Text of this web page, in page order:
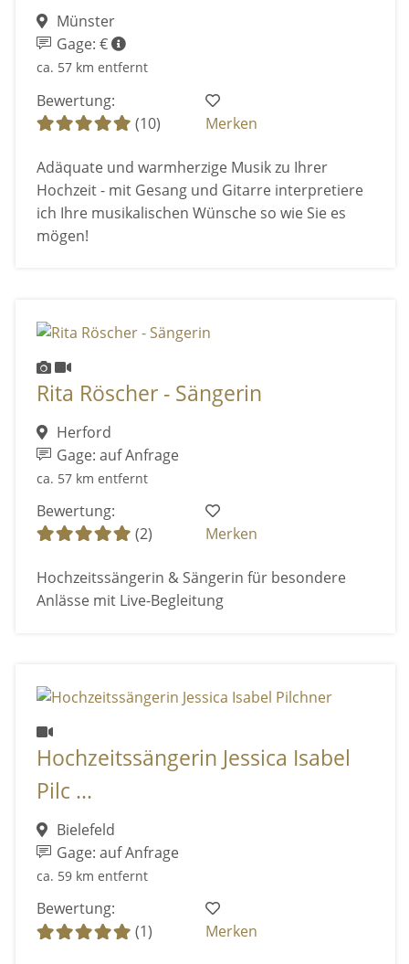
Münster
Gage: €
ca. 57 km entfernt
Bewertung:
(10)
Merken
Adäquate und warmherzige Musik zu Ihrer
Hochzeit - mit Gesang und Gitarre interpretiere
ich Ihre musikalischen Wünsche so wie Sie es
mögen!
Rita Röscher - Sängerin
Herford
Gage: auf Anfrage
ca. 57 km entfernt
Bewertung:
(2)
Merken
Hochzeitssängerin & Sängerin für besondere
Anlässe mit Live-Begleitung
Hochzeitssängerin Jessica Isabel
Pilc ...
Bielefeld
Gage: auf Anfrage
ca. 59 km entfernt
Bewertung:
(1)
Merken